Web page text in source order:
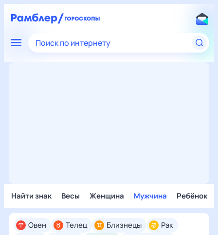
Поиск по интернету
Найти знак Весы Женщина Мужчина Ребёнок
Овен Телец Близнецы
Рак